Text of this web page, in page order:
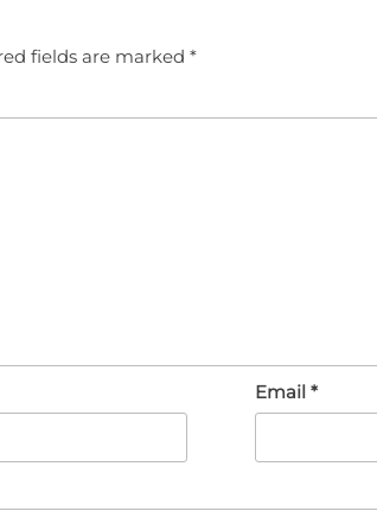
fields are marked *
Email *